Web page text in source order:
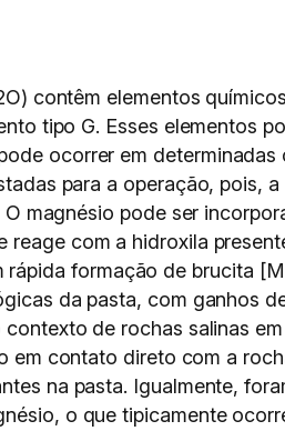
contêm elementos
tipo G. Esses elementos
ocorrer em determinadas
para a operação, pois,
magnésio pode ser
com a hidroxila
rápida formação de brucita
da pasta, com ganhos
de rochas salinas
em contato direto com a
na pasta. Igualmente,
o que tipicamente